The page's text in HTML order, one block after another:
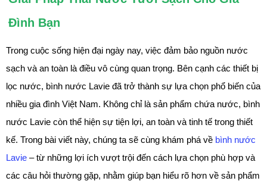
Đình Bạn
Trong cuộc sống hiện đại ngày nay, việc đảm bảo nguồn nước
sạch và an toàn là điều vô cùng quan trọng. Bên cạnh các thiết bị
lọc nước, bình nước Lavie đã trở thành sự lựa chọn phổ biến của
nhiều gia đình Việt Nam. Không chỉ là sản phẩm chứa nước, bình
nước Lavie còn thể hiện sự tiện lợi, an toàn và tinh tế trong thiết
kế. Trong bài viết này, chúng ta sẽ cùng khám phá về bình nước
Lavie – từ những lợi ích vượt trội đến cách lựa chọn phù hợp và
các câu hỏi thường gặp, nhằm giúp bạn hiểu rõ hơn về sản phẩm